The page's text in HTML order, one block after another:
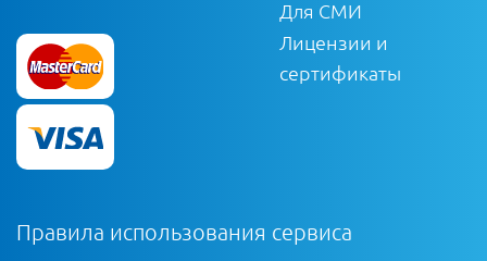
Для СМИ
Лицензии и
сертификаты
Правила использования сервиса